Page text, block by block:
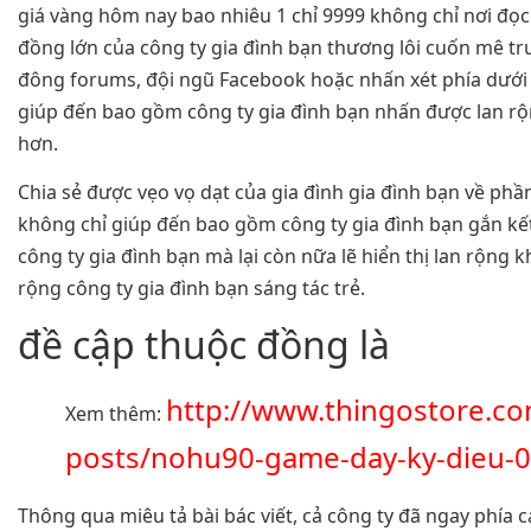
giá vàng hôm nay bao nhiêu 1 chỉ 9999 không chỉ nơi
đồng lớn của công ty gia đình bạn thương lôi cuốn mê
đông forums, đội ngũ Facebook hoặc nhấn xét phía
giúp đến bao gồm công ty gia đình bạn nhấn được lan
hơn.
Chia sẻ được vẹo vọ dạt của gia đình gia đình bạn về
không chỉ giúp đến bao gồm công ty gia đình bạn gắn
công ty gia đình bạn mà lại còn nữa lẽ hiển thị lan rộng
rộng công ty gia đình bạn sáng tác trẻ.
đề cập thuộc đồng là
Xem thêm: http://
posts/nohu90-game-day-ky-dieu-
Thông qua miêu tả bài bác viết, cả công ty đã ngay phía